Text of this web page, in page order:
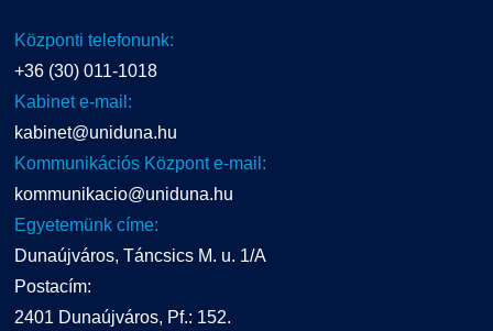
Központi telefonunk:
+36 (30) 011-1018
Kabinet e-mail:
kabinet@uniduna.hu
Kommunikációs Központ e-mail:
kommunikacio@uniduna.hu
Egyetemünk címe:
Dunaújváros, Táncsics M. u. 1/A
Postacím:
2401 Dunaújváros, Pf.: 152.